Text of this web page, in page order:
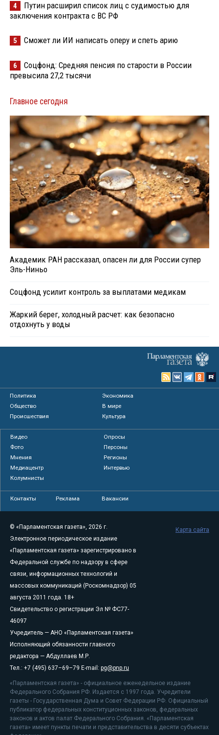
4
Путин расширил список лиц с судимостью для
заключения контракта с ВС РФ
5 Сможет ли ИИ написать оперу и спеть арию
6
Соцфонд: Средняя пенсия по старости в России
превысила 27,2 тысячи
Главное сегодня
Академик РАН рассказал, опасен ли для России супер
Эль-Ниньо
Соцфонд усилит контроль за выплатами медикам
Жаркий берег, холодный расчет: как безопасно
отдохнуть у воды
Политика
Экономика
Общество
В мире
Происшествия
Культура
Видео
Опросы
Фото
Персоны
Мнения
Регионы
Медиацентр
Интервью
Колумнисты
Контакты Реклама Вакансии
© «Парламентская газета», 2026 г.
Электронное периодическое издание
«Парламентская газета» зарегистрировано в
Федеральной службе по надзору в сфере
связи, информационных технологий и
массовых коммуникаций (Роскомнадзор) 05
августа 2011 года. 18+
Свидетельство о регистрации Эл № ФС77-
46097
Учредитель — АНО «Парламентская газета»
Исполняющий обязанности главного
редактора — Абдуллаев М.Р.
Тел.: +7 (495) 637–69–79 E-mail: pg@pnp.ru
«Парламентская газета» - официальное еженедельное издание
Федерального Собрания РФ. Издается с 1997 года. Учредители
газеты - Государственная Дума и Совет Федерации РФ. Официальный
публикатор федеральных конституционных законов, федеральных
законов и актов палат Федерального Собрания. «Парламентская
газета» имеет пункты печати и представительства в десяти субъектах
Карта сайта